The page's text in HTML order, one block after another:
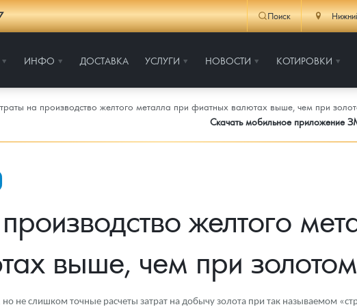
Поиск
ИНФО ДОСТАВКА УСЛУГИ НОВОСТИ КОТИРОВКИ
на производство желтого металла при фиатных валютах выше, чем при
Скачать мобильное приложение
желтого
выше, чем при
не слишком точные расчеты затрат на добычу золота при так называемом